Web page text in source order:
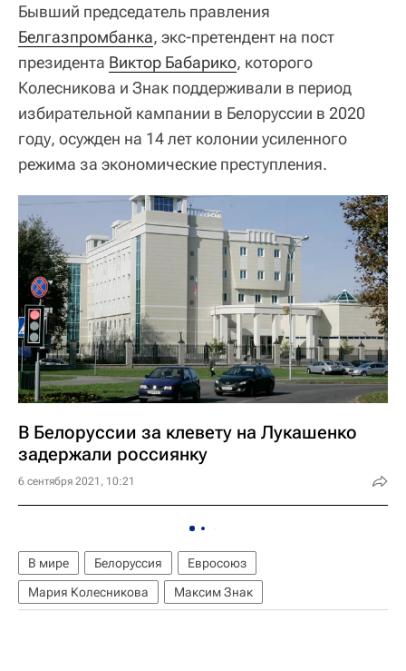
Бывший председатель правления
Белгазпромбанка, экс-претендент на пост
президента Виктор Бабарико, которого
Колесникова и Знак поддерживали в период
избирательной кампании в Белоруссии в 2020
году, осужден на 14 лет колонии усиленного
режима за экономические преступления.
В Белоруссии за клевету на Лукашенко
задержали россиянку
6 сентября 2021, 10:21
В мире Белоруссия
Евросоюз
Мария Колесникова
Максим Знак